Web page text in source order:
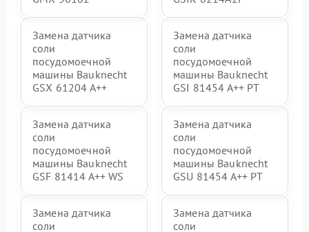
Замена датчика
соли
посудомоечной
машины Bauknecht
GSX 61204 A++
Замена датчика
соли
посудомоечной
машины Bauknecht
GSI 81454 A++ PT
Замена датчика
соли
посудомоечной
машины Bauknecht
GSF 81414 A++ WS
Замена датчика
соли
посудомоечной
машины Bauknecht
GSU 81454 A++ PT
Замена датчика
соли
Замена датчика
соли